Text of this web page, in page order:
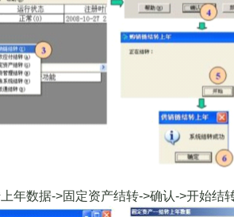
年数据->固定资产结转->确认->开始结